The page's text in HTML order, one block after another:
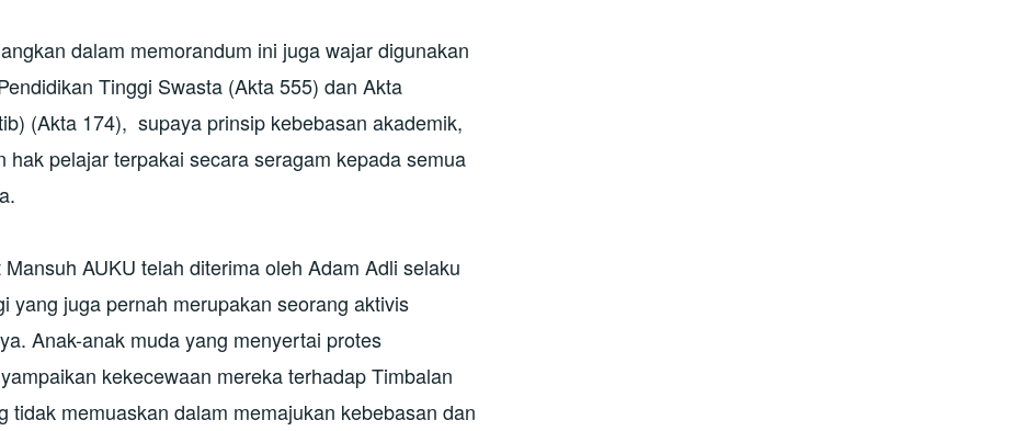
dalam memorandum ini juga wajar digunakan
Tinggi Swasta (Akta 555) dan Akta
(Akta 174), supaya prinsip kebebasan akademik,
pelajar terpakai secara seragam kepada semua
AUKU telah diterima oleh Adam Adli selaku
yang juga pernah merupakan seorang aktivis
Anak-anak muda yang menyertai protes
kekecewaan mereka terhadap Timbalan
tidak memuaskan dalam memajukan kebebasan dan